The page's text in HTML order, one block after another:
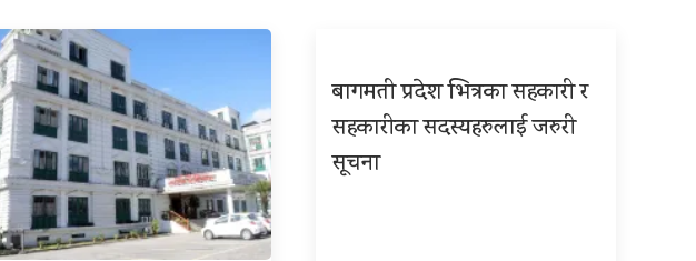
बागमती प्रदेश भित्रका सहकारी र
सहकारीका सदस्यहरुलाई जरुरी
सूचना